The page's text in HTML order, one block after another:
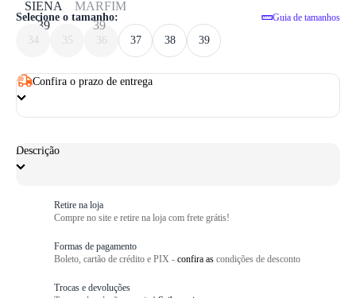
Selecione o tamanho: Guia de tamanhos
34 35 36 37 38 39
Confira o prazo de entrega
Descrição
Retire na loja
Compre no site e retire na loja com frete grátis!
Formas de pagamento
Boleto, cartão de crédito e PIX - confira as condições de desconto
Trocas e devoluções